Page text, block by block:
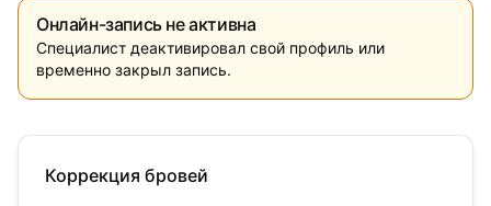
Онлайн-запись не активна
Специалист деактивировал свой профиль или
временно закрыл запись.
Коррекция бровей